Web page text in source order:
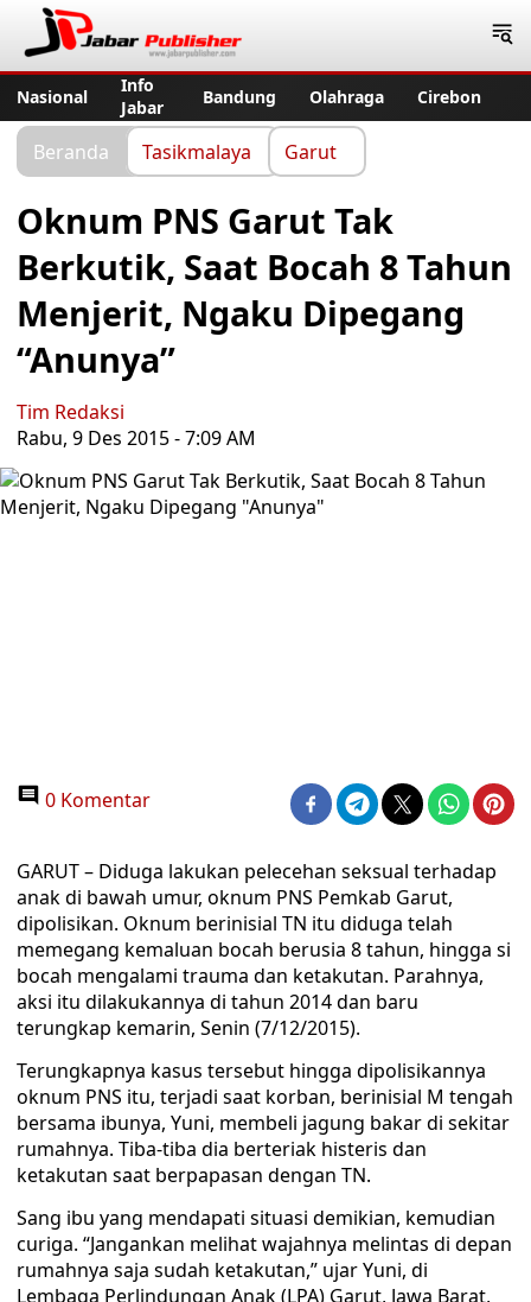
Nasional
Info
Jabar
Bandung Olahraga Cirebon
Beranda Tasikmalaya Garut
Oknum PNS Garut Tak
Berkutik, Saat Bocah 8 Tahun
Menjerit, Ngaku Dipegang
“Anunya”
Tim Redaksi
Rabu, 9 Des 2015 - 7:09 AM
0 Komentar
GARUT – Diduga lakukan pelecehan seksual terhadap
anak di bawah umur, oknum PNS Pemkab Garut,
dipolisikan. Oknum berinisial TN itu diduga telah
memegang kemaluan bocah berusia 8 tahun, hingga si
bocah mengalami trauma dan ketakutan. Parahnya,
aksi itu dilakukannya di tahun 2014 dan baru
terungkap kemarin, Senin (7/12/2015).
Terungkapnya kasus tersebut hingga dipolisikannya
oknum PNS itu, terjadi saat korban, berinisial M tengah
bersama ibunya, Yuni, membeli jagung bakar di sekitar
rumahnya. Tiba-tiba dia berteriak histeris dan
ketakutan saat berpapasan dengan TN.
Sang ibu yang mendapati situasi demikian, kemudian
curiga. “Jangankan melihat wajahnya melintas di depan
rumahnya saja sudah ketakutan,” ujar Yuni, di
Lembaga Perlindungan Anak (LPA) Garut, Jawa Barat,